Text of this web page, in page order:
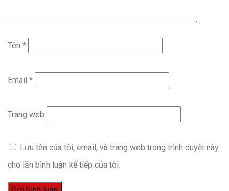
Tên *
Email *
Trang web
Lưu tên của tôi, email, và trang web trong trình duyệt này
cho lần bình luận kế tiếp của tôi.